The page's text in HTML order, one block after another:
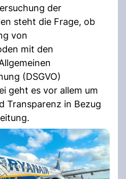
der
steht die Frage, ob
von
mit den
(DSGVO)
geht es vor allem um
Transparenz in Bezug